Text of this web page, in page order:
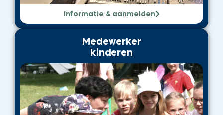
Informatie & aanmelden
Medewerker
kinderen